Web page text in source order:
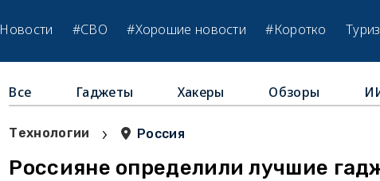
Новости #СВО #Хорошие новости #Коротко
Все Гаджеты Хакеры Обзоры
Технологии › Россия
Россияне определили лучшие